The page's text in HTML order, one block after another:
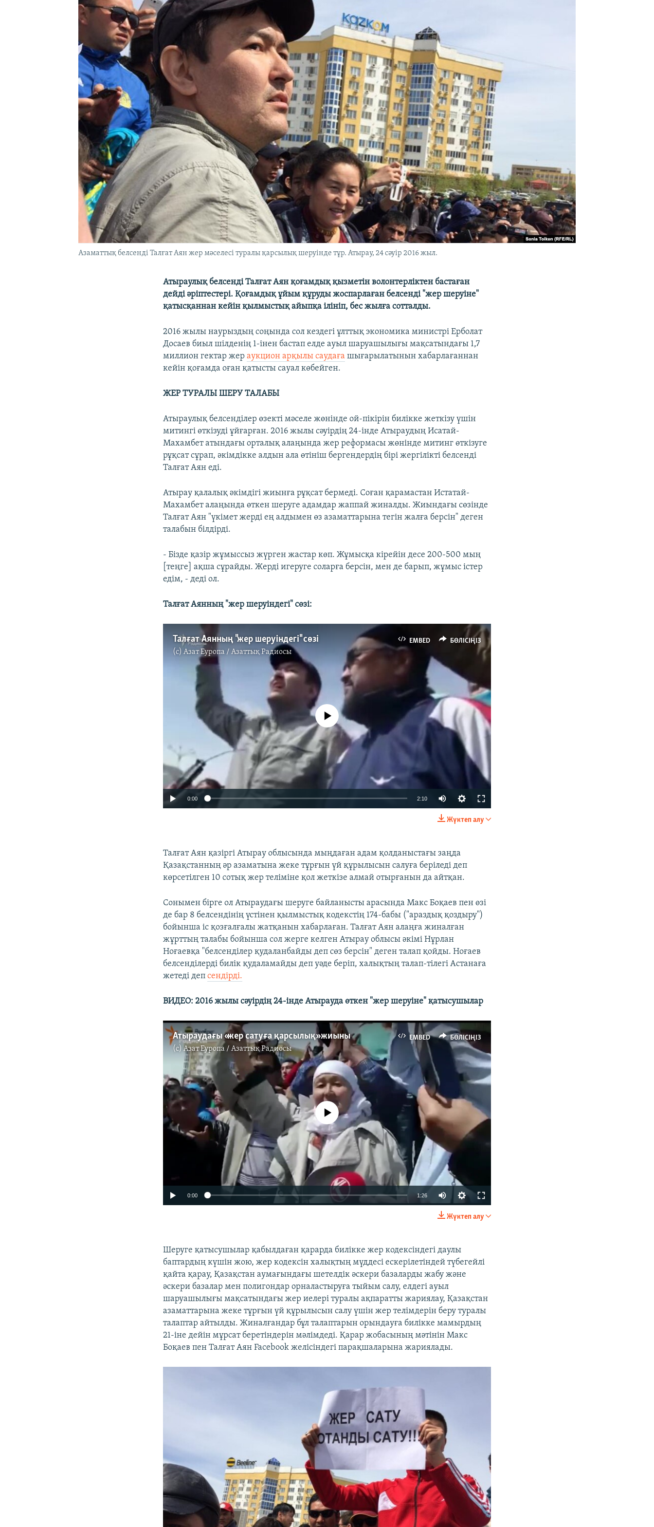
Азаматтық белсенді Талғат Аян жер мәселесі туралы қарсылық шеруінде тұр. Атырау, 24 сәуір 2016 жыл.
Атыраулық белсенді Талғат Аян қоғамдық қызметін волонтерліктен бастаған
дейді әріптестері. Қоғамдық ұйым құруды жоспарлаған белсенді "жер шеруіне"
қатысқаннан кейін қылмыстық айыпқа ілініп, бес жылға сотталды.
2016 жылы наурыздың соңында сол кездегі ұлттық экономика министрі Ерболат
Досаев биыл шілденің 1-інен бастап елде ауыл шаруашылығы мақсатындағы 1,7
миллион гектар жераукцион арқылы саудаға шығарылатынын хабарлағаннан
кейін қоғамда оған қатысты сауал көбейген.
ЖЕР ТУРАЛЫ ШЕРУ ТАЛАБЫ
Атыраулық белсенділер өзекті мәселе жөнінде ой-пікірін билікке жеткізу үшін
митингі өткізуді ұйғарған. 2016 жылы сәуірдің 24-інде Атыраудың Исатай-
Махамбет атындағы орталық алаңында жер реформасы жөнінде митинг өткізуге
рұқсат сұрап, әкімдікке алдын ала өтініш бергендердің бірі жергілікті белсенді
Талғат Аян еді.
Атырау қалалық әкімдігі жиынға рұқсат бермеді. Соған қарамастан Истатай-
Махамбет алаңында өткен шеруге адамдар жаппай жиналды. Жиындағы сөзінде
Талғат Аян "үкімет жерді ең алдымен өз азаматтарына тегін жалға берсін" деген
талабын білдірді.
- Бізде қазір жұмыссыз жүрген жастар көп. Жұмысқа кірейін десе 200-500 мың
[теңге] ақша сұрайды. Жерді игеруге соларға берсін, мен де барып, жұмыс істер
едім, - деді ол.
Талғат Аянның "жер шеруіндегі" сөзі:
EMBED БӨЛІСІҢІЗ
Талғат Аянның "жер шеруіндегі" сөзі
(c)Азат Еуропа / Азаттық Радиосы
БӨЛІСІҢІЗ
No media source currently available
0:00 2:10
Жүктеп алу
Талғат Аян қазіргі Атырау облысында мыңдаған адам қолданыстағы заңда
Қазақстанның әр азаматына жеке тұрғын үй құрылысын салуға беріледі деп
көрсетілген 10 сотық жер теліміне қол жеткізе алмай отырғанын да айтқан.
Сонымен бірге ол Атыраудағы шеруге байланысты арасында Макс Боқаев пен өзі
де бар 8 белсендінің үстінен қылмыстық кодекстің 174-бабы ("араздық қоздыру")
бойынша іс қозғалғалы жатқанын хабарлаған. Талғат Аян алаңға жиналған
жұрттың талабы бойынша сол жерге келген Атырау облысы әкімі Нұрлан
Ноғаевқа "белсенділер қудаланбайды деп сөз берсін" деген талап қойды. Ноғаев
белсенділерді билік қудаламайды деп уәде беріп, халықтың талап-тілегі Астанаға
жетеді депсендірді.
ВИДЕО: 2016 жылы сәуірдің 24-інде Атырауда өткен "жер шеруіне" қатысушылар
EMBED БӨЛІСІҢІЗ
Атыраудағы «жер сатуға қарсылық» жиыны
(c)Азат Еуропа / Азаттық Радиосы
БӨЛІСІҢІЗ
No media source currently available
0:00 1:26
Жүктеп алу
Шеруге қатысушылар қабылдаған қарарда билікке жер кодексіндегі даулы
баптардың күшін жою, жер кодексін халықтың мүддесі ескерілетіндей түбегейлі
қайта қарау, Қазақстан аумағындағы шетелдік әскери базаларды жабу және
әскери базалар мен полигондар орналастыруға тыйым салу, елдегі ауыл
шаруашылығы мақсатындағы жер иелері туралы ақпаратты жариялау, Қазақстан
азаматтарына жеке тұрғын үй құрылысын салу үшін жер телімдерін беру туралы
талаптар айтылды. Жиналғандар бұл талаптарын орындауға билікке мамырдың
21-іне дейін мұрсат беретіндерін мәлімдеді. Қарар жобасының мәтінін Макс
Боқаев пен Талғат Аян Facebook желісіндегі парақшаларына жариялады.